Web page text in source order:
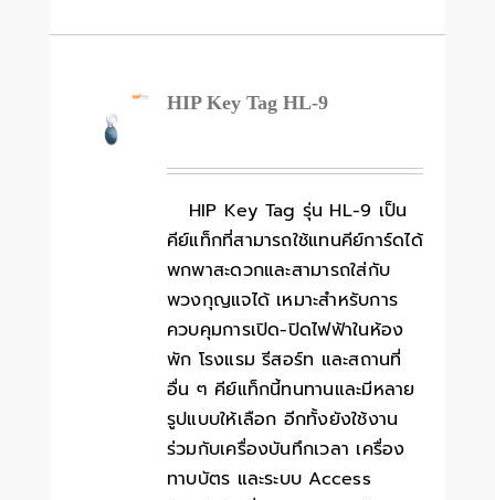
HIP Key Tag HL-9
HIP Key Tag รุ่น HL-9 เป็น
คีย์แท็กที่สามารถใช้แทนคีย์การ์ดได้
พกพาสะดวกและสามารถใส่กับ
พวงกุญแจได้ เหมาะสำหรับการ
ควบคุมการเปิด-ปิดไฟฟ้าในห้อง
พัก โรงแรม รีสอร์ท และสถานที่
อื่น ๆ คีย์แท็กนี้ทนทานและมีหลาย
รูปแบบให้เลือก อีกทั้งยังใช้งาน
ร่วมกับเครื่องบันทึกเวลา เครื่อง
ทาบบัตร และระบบ Access